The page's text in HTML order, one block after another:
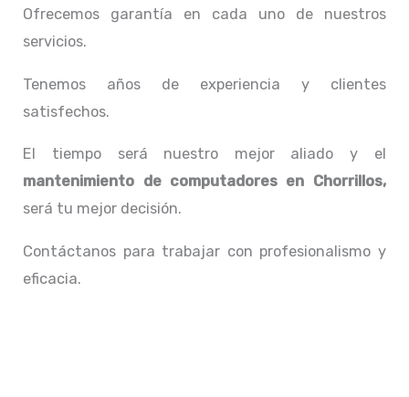
Ofrecemos garantía en cada uno de nuestros
servicios.
Tenemos años de experiencia y clientes
satisfechos.
El tiempo será nuestro mejor aliado y el
mantenimiento de computadores en Chorrillos,
será tu mejor decisión.
Contáctanos para trabajar con profesionalismo y
eficacia.